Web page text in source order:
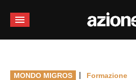
MONDO MIGROS | Formazione